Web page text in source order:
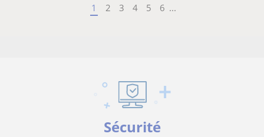
1 2 3 4 5 6 ...
Sécurité